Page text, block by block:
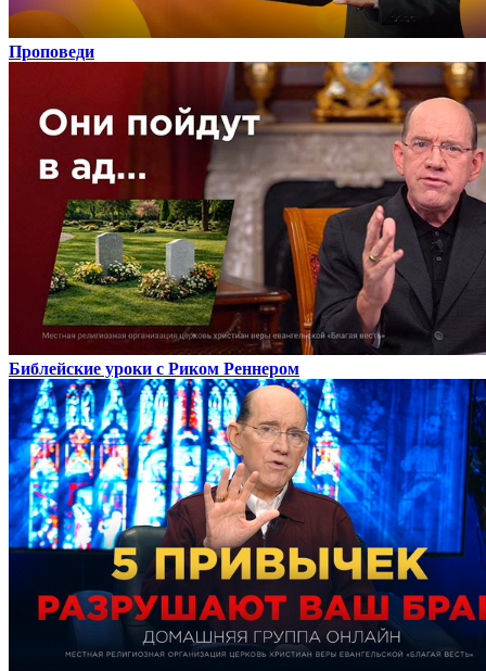
Проповеди
Библейские уроки с Риком Реннером